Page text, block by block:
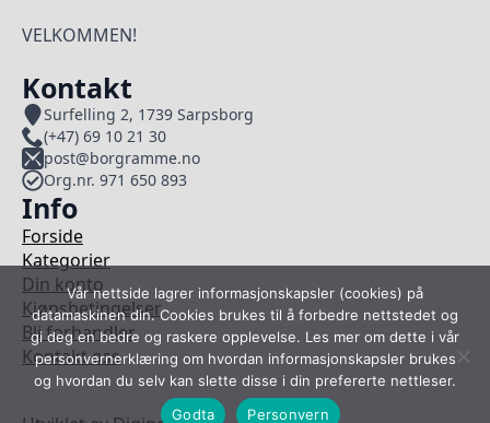
VELKOMMEN!
Kontakt
Surfelling 2, 1739 Sarpsborg
(+47) 69 10 21 30
post@borgramme.no
Org.nr. 971 650 893
Info
Forside
Kategorier
Din konto
Kjøpsbetingelser
Bli forhandler
Kontakt oss
Vår nettside lagrer informasjonskapsler (cookies) på
datamaskinen din. Cookies brukes til å forbedre nettstedet og
gi deg en bedre og raskere opplevelse. Les mer om dette i vår
personvernerklæring om hvordan informasjonskapsler brukes
og hvordan du selv kan slette disse i din prefererte nettleser.
Godta
Personvern